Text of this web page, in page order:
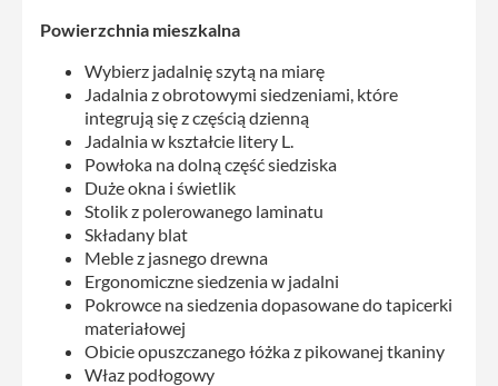
Powierzchnia mieszkalna
Wybierz jadalnię szytą na miarę
Jadalnia z obrotowymi siedzeniami, które
integrują się z częścią dzienną
Jadalnia w kształcie litery L.
Powłoka na dolną część siedziska
Duże okna i świetlik
Stolik z polerowanego laminatu
Składany blat
Meble z jasnego drewna
Ergonomiczne siedzenia w jadalni
Pokrowce na siedzenia dopasowane do tapicerki
materiałowej
Obicie opuszczanego łóżka z pikowanej tkaniny
Właz podłogowy